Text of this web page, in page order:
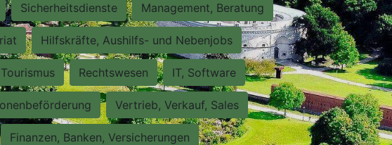
Sicherheitsdienste Management, Beratung
Hilfskräfte, Aushilfs- und Nebenjobs
Tourismus Rechtswesen IT, Software
Vertrieb, Verkauf, Sales
Finanzen, Banken, Versicherungen